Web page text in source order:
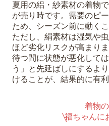
夏用の絽・紗素材の着物
が売り時です。需要のピ
ため、シーズン前に動く
ただし、絹素材は湿気や
ほど劣化リスクが高まり
待つ間に状態が悪化して
う」と先延ばしにするよ
けることが、結果的に有
着物
福ちゃんに